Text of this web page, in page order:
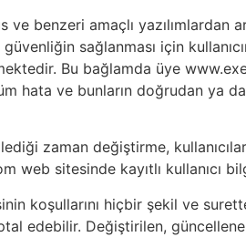
benzeri amaçlı yazılımlardan
sağlanması için
Bu bağlamda üye
hata ve bunların doğrudan ya
zaman değiştirme,
sitesinde kayıtlı kullanıcı
koşullarını hiçbir şekil ve
edebilir. Değiştirilen,